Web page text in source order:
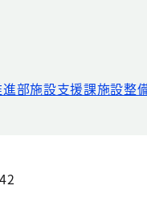
部施設支援課施設整